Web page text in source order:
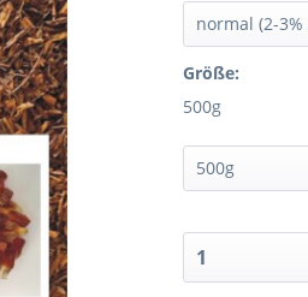
Größe:
500g